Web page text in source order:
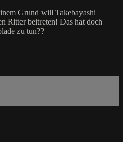
Grund will Takebayashi
Ritter beitreten! Das hat doch
zu tun??